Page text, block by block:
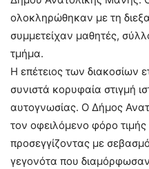
ολοκληρώθηκαν με τη
συμμετείχαν μαθητές,
τμήμα.
Η επέτειος των διακοσίων
συνιστά κορυφαία στιγμή
αυτογνωσίας. Ο Δήμος
τον οφειλόμενο φόρο
προσεγγίζοντας με
γεγονότα που